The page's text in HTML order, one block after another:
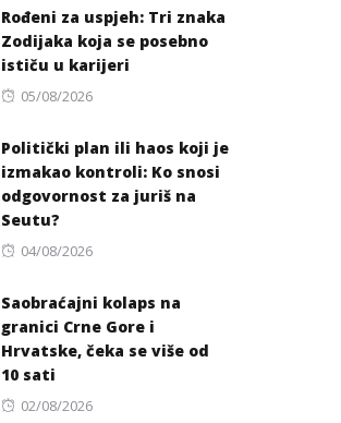
Rođeni za uspjeh: Tri znaka
Zodijaka koja se posebno
ističu u karijeri
Posted
05/08/2026
Politički plan ili haos koji je
izmakao kontroli: Ko snosi
odgovornost za juriš na
Seutu?
Posted
04/08/2026
Saobraćajni kolaps na
granici Crne Gore i
Hrvatske, čeka se više od
10 sati
Posted
02/08/2026